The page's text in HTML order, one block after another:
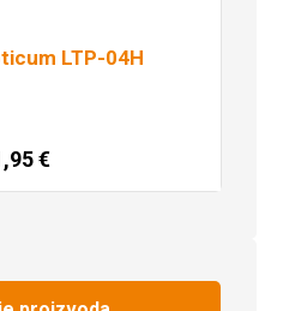
LTP-04H
€
u košaricu